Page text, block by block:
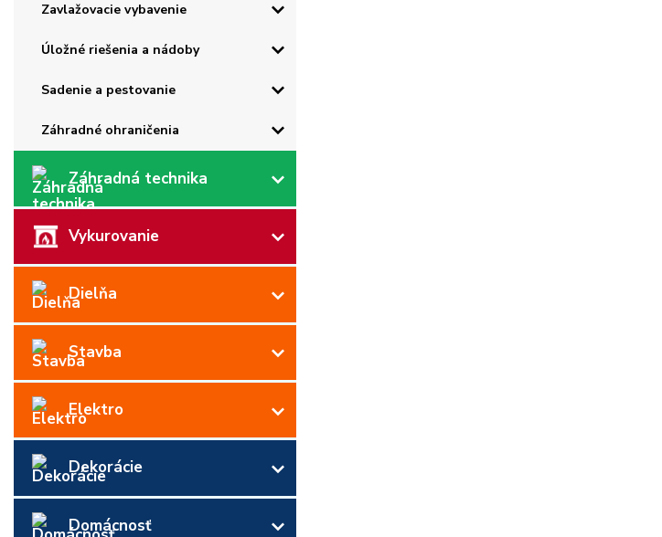
Zavlažovacie vybavenie
Úložné riešenia a nádoby
Sadenie a pestovanie
Záhradné ohraničenia
Záhradná technika
Vykurovanie
Dielňa
Stavba
Elektro
Dekorácie
Domácnosť